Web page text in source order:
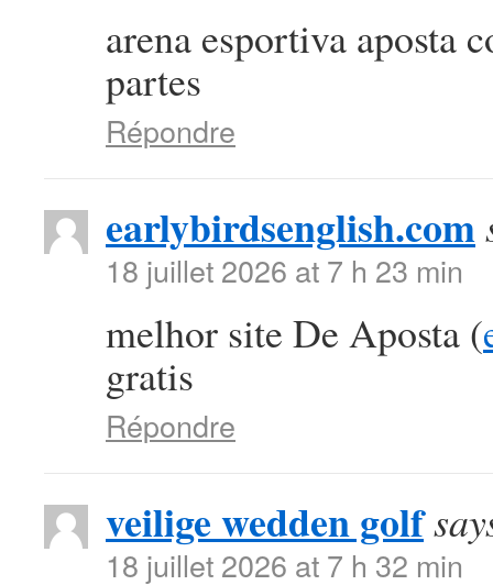
arena esportiva aposta
partes
Répondre
earlybirdsenglish.com
18 juillet 2026 at 7 h 23 min
melhor site De Aposta (
gratis
Répondre
veilige wedden golf
18 juillet 2026 at 7 h 32 min